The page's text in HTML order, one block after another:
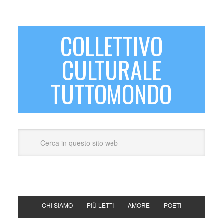
COLLETTIVO
CULTURALE
TUTTOMONDO
CHI SIAMO PIÙ LETTI AMORE POETI